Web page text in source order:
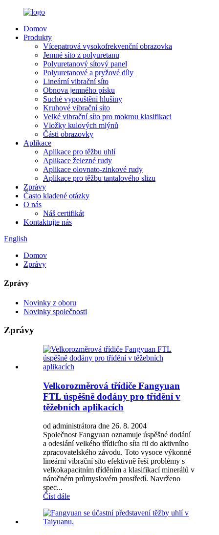
Domov
Produkty
Vícepatrová vysokofrekvenční obrazovka
Jemné síto z polyuretanu
Polyuretanový sítový panel
Polyuretanové a pryžové díly
Lineární vibrační síto
Obnova jemného písku
Suché vypouštění hlušiny
Kruhové vibrační síto
Velké vibrační síto pro mokrou klasifikaci
Vložky kulových mlýnů
Části obrazovky
Aplikace
Aplikace pro těžbu uhlí
Aplikace železné rudy
Aplikace olovnato-zinkové rudy
Aplikace pro těžbu tantalového slizu
Zprávy
Často kladené otázky
O nás
Náš certifikát
Kontaktujte nás
English
Domov
Zprávy
Zprávy
Novinky z oboru
Novinky společnosti
Zprávy
Velkorozměrová třídiče Fangyuan
FTL úspěšně dodány pro třídění v
těžebních aplikacích
od administrátora dne 26. 8. 2004
Společnost Fangyuan oznamuje úspěšné dodání
a odeslání velkého třídicího síta ftl do aktivního
zpracovatelského závodu. Toto vysoce výkonné
lineární vibrační síto efektivně řeší problémy s
velkokapacitním tříděním a klasifikací minerálů v
náročném průmyslovém prostředí. Navrženo
spec...
Číst dále